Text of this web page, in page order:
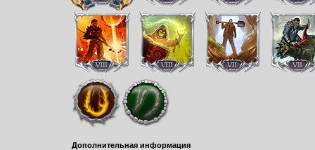
Дополнительная информация